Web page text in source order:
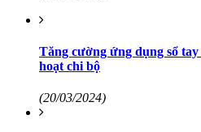
Tăng cường ứng dụng sổ
hoạt chi bộ
(20/03/2024)